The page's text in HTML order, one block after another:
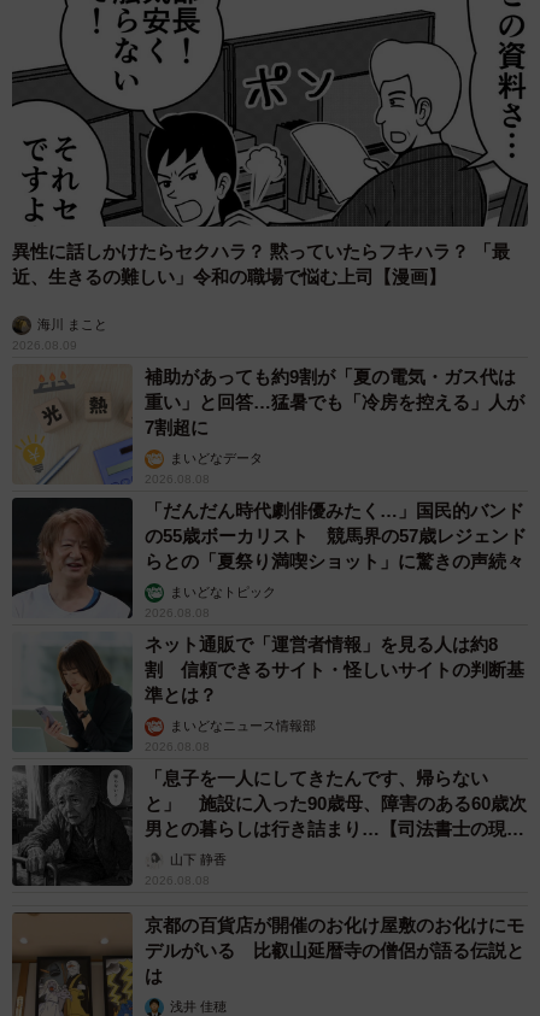
異性に話しかけたらセクハラ？ 黙っていたらフキハラ？ 「最
近、生きるの難しい」令和の職場で悩む上司【漫画】
海川 まこと
2026.08.09
補助があっても約9割が「夏の電気・ガス代は
重い」と回答…猛暑でも「冷房を控える」人が
7割超に
まいどなデータ
2026.08.08
「だんだん時代劇俳優みたく…」国民的バンド
の55歳ボーカリスト 競馬界の57歳レジェンド
らとの「夏祭り満喫ショット」に驚きの声続々
まいどなトピック
2026.08.08
ネット通販で「運営者情報」を見る人は約8
割 信頼できるサイト・怪しいサイトの判断基
準とは？
まいどなニュース情報部
2026.08.08
「息子を一人にしてきたんです、帰らない
と」 施設に入った90歳母、障害のある60歳次
男との暮らしは行き詰まり…【司法書士の現場
から】山下 静香
2026.08.08
京都の百貨店が開催のお化け屋敷のお化けにモ
デルがいる 比叡山延暦寺の僧侶が語る伝説と
は
浅井 佳穂